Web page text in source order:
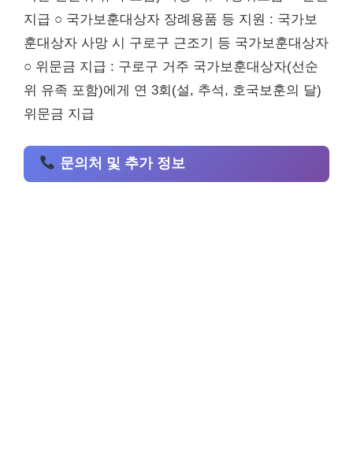
지급 ○ 국가보훈대상자 장례용품 등 지원 : 국가보
훈대상자 사망 시 구로구 근조기 등 국가보훈대상자
○ 위문금 지급 : 구로구 거주 국가보훈대상자(선순
위 유족 포함)에게 연 3회(설, 추석, 호국보훈의 달)
위문금 지급
문의처 및 추가 정보